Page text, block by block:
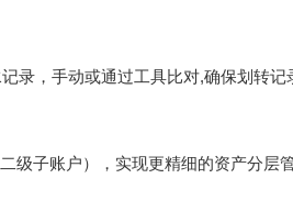
录，手动或通过工具比对,确保划转记
子账户），实现更精细的资产分层